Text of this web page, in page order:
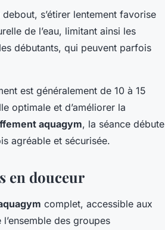
s’étirer lentement favorise
de l’eau, limitant ainsi les
débutants, qui peuvent parfois
est généralement de 10 à 15
optimale et d’améliorer la
aquagym, la séance débute
agréable et sécurisée.
en douceur
complet, accessible aux
des groupes